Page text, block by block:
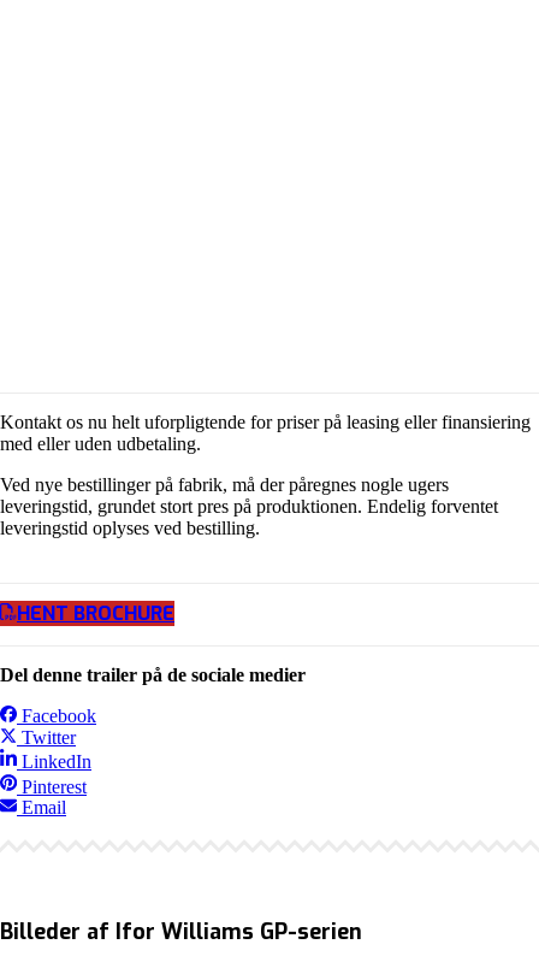
Kontakt os nu helt uforpligtende for priser på leasing eller finansiering
med eller uden udbetaling.
Ved nye bestillinger på fabrik, må der påregnes nogle ugers
leveringstid, grundet stort pres på produktionen. Endelig forventet
leveringstid oplyses ved bestilling.
HENT BROCHURE
Del denne trailer på de sociale medier
Facebook
Twitter
LinkedIn
Pinterest
Email
Billeder af Ifor Williams GP-serien